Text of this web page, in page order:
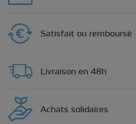
Satisfait ou remboursé
Livraison en 48h
Achats solidaires